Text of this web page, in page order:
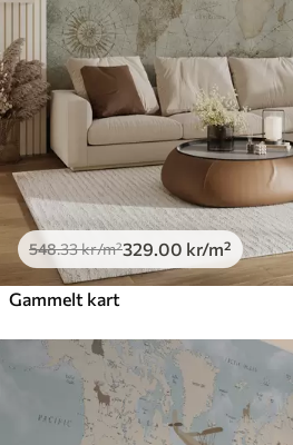
548.33kr/m²329.00 kr/m²
Gammelt kart